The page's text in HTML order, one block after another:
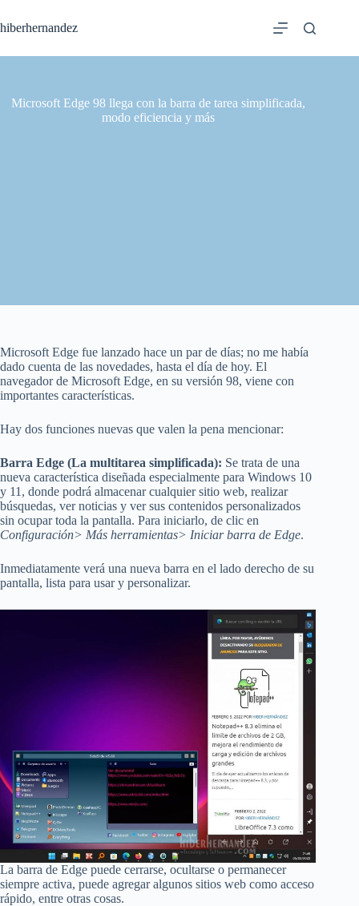
al
contenido
hiberhernandez
Microsoft Edge 98 llega con la barra de tarea simplificada,
modo eficiencia y más
Microsoft Edge fue lanzado hace un par de días; no me había
dado cuenta de las novedades, hasta el día de hoy. El
navegador de Microsoft Edge, en su versión 98, viene con
importantes características.
Hay dos funciones nuevas que valen la pena mencionar:
Barra Edge (La multitarea simplificada): Se trata de una
nueva característica diseñada especialmente para Windows 10
y 11, donde podrá almacenar cualquier sitio web, realizar
búsquedas, ver noticias y ver sus contenidos personalizados
sin ocupar toda la pantalla. Para iniciarlo, de clic en
Configuración> Más herramientas> Iniciar barra de Edge.
Inmediatamente verá una nueva barra en el lado derecho de su
pantalla, lista para usar y personalizar.
La barra de Edge puede cerrarse, ocultarse o permanecer
siempre activa, puede agregar algunos sitios web como acceso
rápido, entre otras cosas.